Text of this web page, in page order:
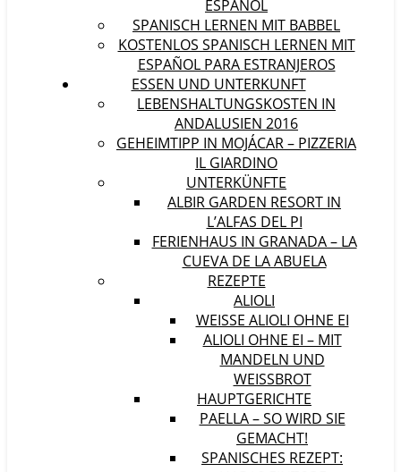
ESPAÑOL
SPANISCH LERNEN MIT BABBEL
KOSTENLOS SPANISCH LERNEN MIT
ESPAÑOL PARA ESTRANJEROS
ESSEN UND UNTERKUNFT
LEBENSHALTUNGSKOSTEN IN
ANDALUSIEN 2016
GEHEIMTIPP IN MOJÁCAR – PIZZERIA
IL GIARDINO
UNTERKÜNFTE
ALBIR GARDEN RESORT IN
L’ALFAS DEL PI
FERIENHAUS IN GRANADA – LA
CUEVA DE LA ABUELA
REZEPTE
ALIOLI
WEISSE ALIOLI OHNE EI
ALIOLI OHNE EI – MIT
MANDELN UND
WEISSBROT
HAUPTGERICHTE
PAELLA – SO WIRD SIE
GEMACHT!
SPANISCHES REZEPT: